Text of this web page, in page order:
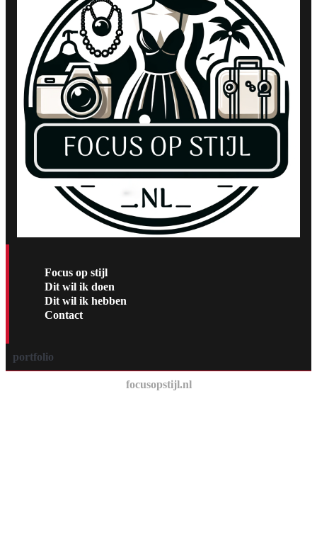
Focus op stijl
Dit wil ik doen
Dit wil ik hebben
Contact
portfolio
focusopstijl.nl